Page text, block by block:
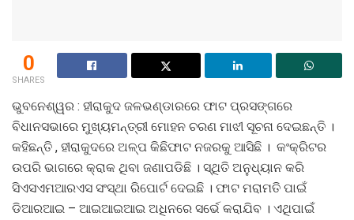
0
SHARES
ଭୁବନେଶ୍ୱର : ହୀରାକୁଦ ଜଳଭଣ୍ଡାରରେ ଫାଟ ପ୍ରସଙ୍ଗରେ
ବିଧାନସଭାରେ ମୁଖ୍ୟମନ୍ତ୍ରୀ ମୋହନ ଚରଣ ମାଝୀ ସୂଚନା ଦେଇଛନ୍ତି ।
କହିଛନ୍ତି , ହୀରାକୁଦରେ ଅଳ୍ପ କିଛିଫାଟ ନଜରକୁ ଆସିଛି । କଂକ୍ରିଟର
ଉପରି ଭାଗରେ କ୍ରାକ ଥିବା ଜଣାପଡିଛି । ସ୍ଥିତି ଅନୁଧ୍ୟାନ କରି
ସିଏସଏମଆରଏସ ସଂସ୍ଥା ରିପୋର୍ଟ ଦେଇଛି । ଫାଟ ମରାମତି ପାଇଁ
ଡିଆରଆଇ – ଆଇଆଇଆଇ ଅଧିନରେ ସର୍ଭେ କରାଯିବ । ଏଥିପାଇଁ